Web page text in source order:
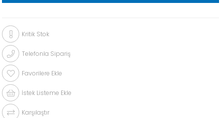
Kritik Stok
Telefonla Sipariş
Favorilere Ekle
İstek Listeme Ekle
Karşılaştır